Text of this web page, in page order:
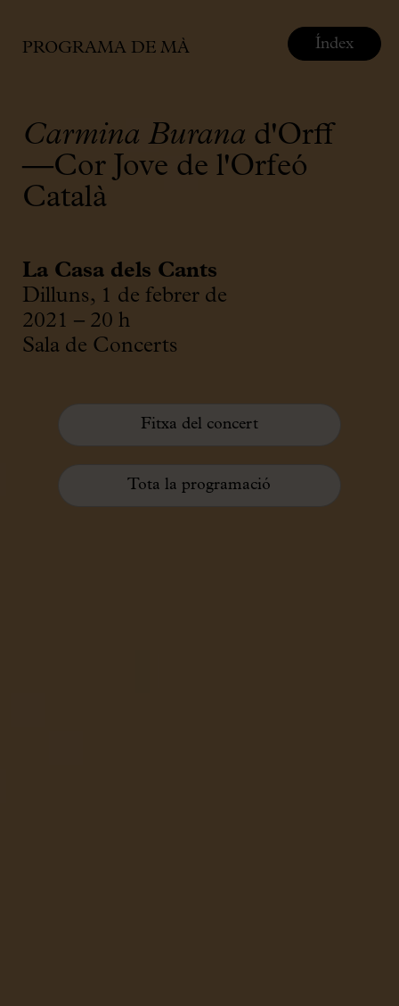
PROGRAMA DE MÀ
Carmina Burana d'Orff
—Cor Jove de l'Orfeó
Català
La Casa dels Cants
Dilluns, 1 de febrer de
2021 – 20 h
Sala de Concerts
Fitxa del concert
Tota la programació
Índex